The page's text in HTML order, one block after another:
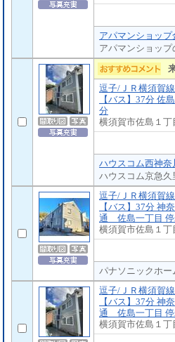
アパマンショッ
アパマンショッ
逗子/ＪＲ横須賀線
【バス】37分 佐
分
横須賀市佐島１丁
ハウスコム西神
ハウスコム京急久
逗子/ＪＲ横須賀線
【バス】37分 神
通 佐島一丁目 停
横須賀市佐島１丁
パナソニックホ
逗子/ＪＲ横須賀線
【バス】37分 神
通 佐島一丁目 停
横須賀市佐島１丁